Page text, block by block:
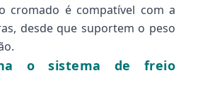
cromado é compatível com a
desde que suportem o peso
o sistema de freio